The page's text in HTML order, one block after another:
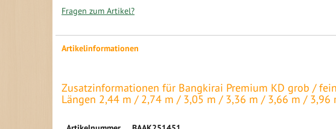
Fragen zum Artikel?
Artikelinformationen
Zusatzinformationen für Bangkirai Premium KD grob /
Längen 2,44 m / 2,74 m / 3,05 m / 3,36 m / 3,66 m /
Mehr